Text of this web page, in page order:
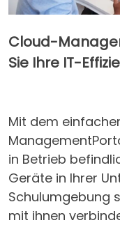
Cloud-
Sie Ihre IT-
Mit dem
in Betrieb
Geräte in Ihrer
Schulumgebung
mit ihnen